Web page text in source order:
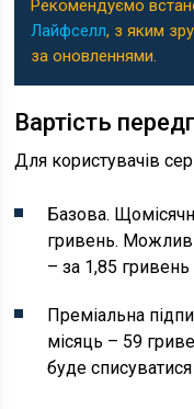
Рекомендуємо
Лайфселл, з яким
за оновленнями.
Вартість
Для користувачів
Базова.
гривень.
– за 1,85
Преміальна
місяць – 59
буде